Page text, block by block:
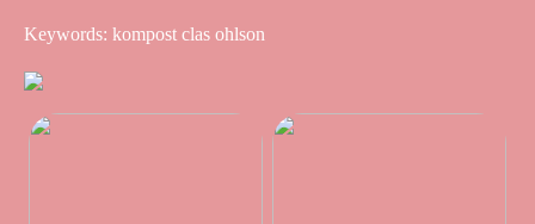
Keywords: kompost clas ohlson